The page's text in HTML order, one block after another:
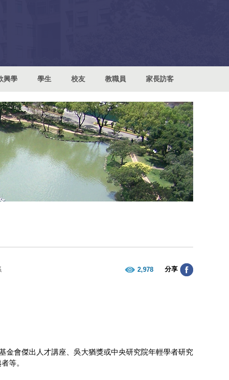
興學 學生 校友 教職員 家長訪客
2,978 分享
金會傑出人才講座、吳大猶獎或中央研究院年輕學者研究
等。